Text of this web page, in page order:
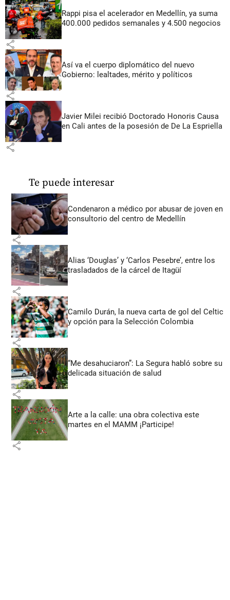
Rappi pisa el acelerador en Medellín, ya suma
400.000 pedidos semanales y 4.500 negocios
share
Así va el cuerpo diplomático del nuevo
Gobierno: lealtades, mérito y políticos
share
Javier Milei recibió Doctorado Honoris Causa
en Cali antes de la posesión de De La Espriella
share
Te puede interesar
Condenaron a médico por abusar de joven en
consultorio del centro de Medellín
share
Alias ‘Douglas’ y ‘Carlos Pesebre’, entre los
trasladados de la cárcel de Itagüí
share
Camilo Durán, la nueva carta de gol del Celtic
y opción para la Selección Colombia
share
“Me desahuciaron”: La Segura habló sobre su
delicada situación de salud
share
Arte a la calle: una obra colectiva este
martes en el MAMM ¡Participe!
share